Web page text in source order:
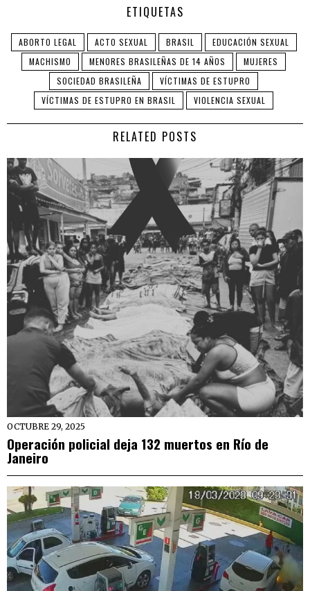
ETIQUETAS
ABORTO LEGAL ACTO SEXUAL BRASIL
EDUCACIÓN SEXUAL
MACHISMO
MENORES BRASILEÑAS DE 14 AÑOS
MUJERES
SOCIEDAD BRASILEÑA
VÍCTIMAS DE ESTUPRO
VÍCTIMAS DE ESTUPRO EN BRASIL
VIOLENCIA SEXUAL
RELATED POSTS
OCTUBRE 29, 2025
Operación policial deja 132 muertos en Río de
Janeiro